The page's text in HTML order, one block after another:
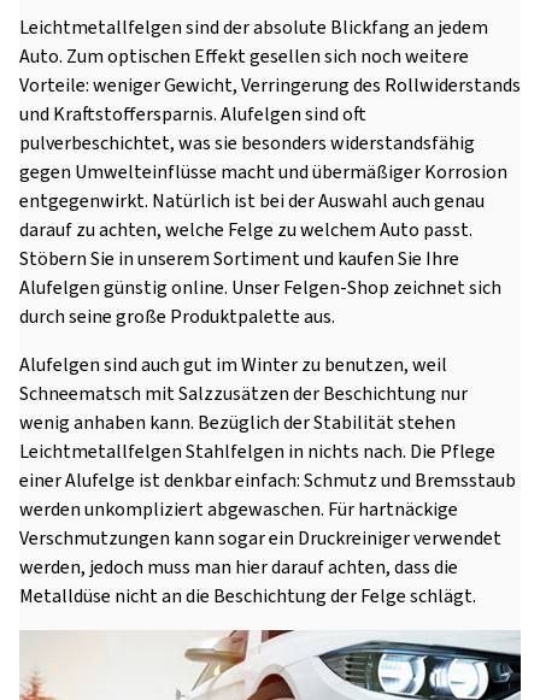
Leichtmetallfelgen sind der absolute Blickfang an jedem
Auto. Zum optischen Effekt gesellen sich noch weitere
Vorteile: weniger Gewicht, Verringerung des Rollwiderstands
und Kraftstoffersparnis. Alufelgen sind oft
pulverbeschichtet, was sie besonders widerstandsfähig
gegen Umwelteinflüsse macht und übermäßiger Korrosion
entgegenwirkt. Natürlich ist bei der Auswahl auch genau
darauf zu achten, welche Felge zu welchem Auto passt.
Stöbern Sie in unserem Sortiment und kaufen Sie Ihre
Alufelgen günstig online. Unser Felgen-Shop zeichnet sich
durch seine große Produktpalette aus.
Alufelgen sind auch gut im Winter zu benutzen, weil
Schneematsch mit Salzzusätzen der Beschichtung nur
wenig anhaben kann. Bezüglich der Stabilität stehen
Leichtmetallfelgen Stahlfelgen in nichts nach. Die Pflege
einer Alufelge ist denkbar einfach: Schmutz und Bremsstaub
werden unkompliziert abgewaschen. Für hartnäckige
Verschmutzungen kann sogar ein Druckreiniger verwendet
werden, jedoch muss man hier darauf achten, dass die
Metalldüse nicht an die Beschichtung der Felge schlägt.